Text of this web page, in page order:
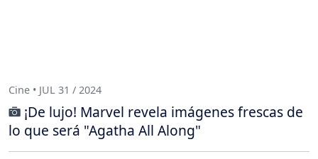
Cine • JUL 31 / 2024
¡De lujo! Marvel revela imágenes frescas de
lo que será "Agatha All Along"